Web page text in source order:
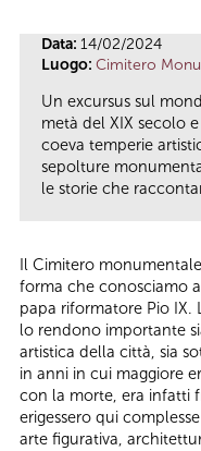
Data: 14/02/2024
Luogo: Cimitero
Un excursus sul
metà del XIX secolo
coeva temperie
sepolture
le storie che
Il Cimitero
forma che conosciamo
papa riformatore Pio IX.
lo rendono importante
artistica della città, sia
in anni in cui maggiore
con la morte, era infatti
erigessero qui
arte figurativa,